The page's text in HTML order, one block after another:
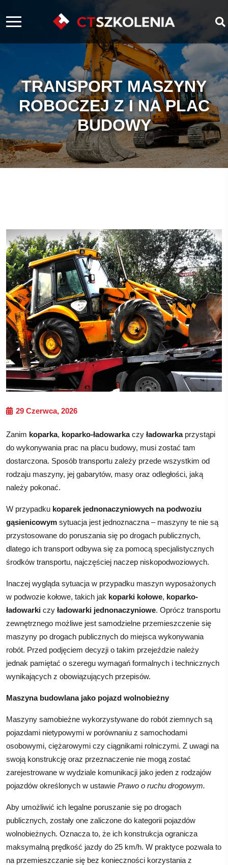
TRANSPORT MASZYNY
ROBOCZEJ Z I NA PLAC
BUDOWY
29 Czerwca, 2026
Zanim koparka, koparko-ładowarkaczy ładowarkaprzystąpi
do wykonywania prac na placu budowy, musi zostać tam
dostarczona. Sposób transportu zależy przede wszystkim od
rodzaju maszyny, jej gabarytów, masy oraz odległości, jaką
należy pokonać.
W przypadku koparek jednonaczyniowych na podwoziu
gąsienicowym sytuacja jest jednoznaczna – maszyny te nie są
przystosowane do poruszania się po drogach publicznych,
dlatego ich transport odbywa się za pomocą specjalistycznych
środków transportu, najczęściej naczep niskopodwoziowych.
Inaczej wygląda sytuacja w przypadku maszyn wyposażonych
w podwozie kołowe, takich jak koparki kołowe, koparko-
ładowarki czy ładowarki jednonaczyniowe. Oprócz transportu
zewnętrznego możliwe jest samodzielne przemieszczenie się
maszyny po drogach publicznych do miejsca wykonywania
robót. Przed podjęciem decyzji o takim przejeździe należy
jednak pamiętać o szeregu wymagań formalnych i technicznych
wynikających z obowiązujących przepisów.
Maszyna budowlana jako pojazd wolnobieżny
Maszyny samobieżne wykorzystywane do robót ziemnych są
pojazdami nietypowymi w porównaniu z samochodami
osobowymi, ciężarowymi czy ciągnikami rolniczymi. Z uwagi na
swoją konstrukcję oraz przeznaczenie nie mogą zostać
zarejestrowane w wydziale komunikacji jako jeden z rodzajów
pojazdów określonych w ustawie Prawo o ruchu drogowym.
Aby umożliwić ich legalne poruszanie się po drogach
publicznych, zostały one zaliczone do kategorii pojazdów
wolnobieżnych. Oznacza to, że ich konstrukcja ogranicza
maksymalną prędkość jazdy do 25 km/h. W praktyce pozwala to
na przemieszczanie się bez konieczności korzystania z